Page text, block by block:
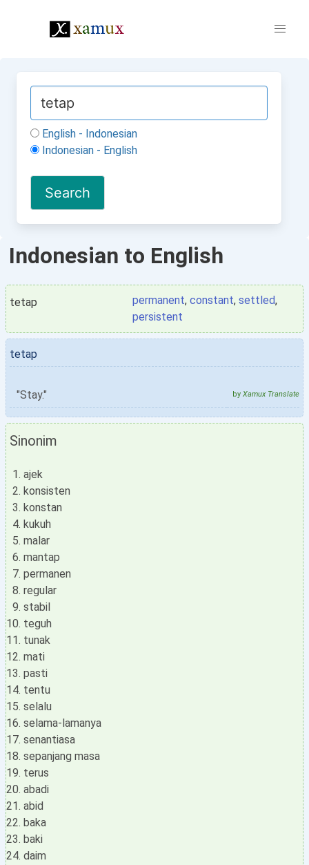
English - Indonesian
Indonesian - English
Indonesian to English
tetap permanent, constant, settled,
persistent
tetap
"Stay." by Xamux Translate
Sinonim
ajek
konsisten
konstan
kukuh
malar
mantap
permanen
regular
stabil
teguh
tunak
mati
pasti
tentu
selalu
selama-lamanya
senantiasa
sepanjang masa
terus
abadi
abid
baka
baki
daim